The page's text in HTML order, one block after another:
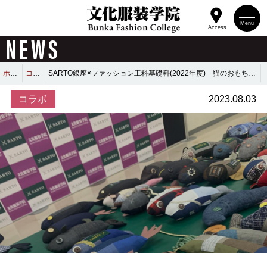
Menu
Access
NEWS
ホーム コラボ SARTO銀座×ファッション工科基礎科(2022年度) 猫のおもちゃプロジェクトを実施！
コラボ 2023.08.03